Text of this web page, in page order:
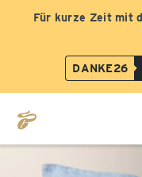
Für kurze Zeit mit
DANKE26